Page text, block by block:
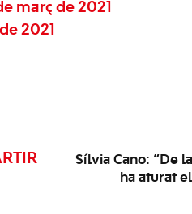
març de 2021
2021
Sílvia Cano: “De
ha aturat